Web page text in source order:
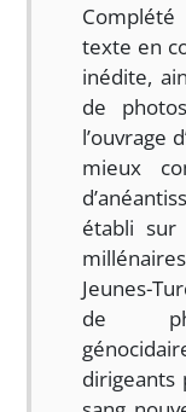
texte en
inédite,
de
l’ouvrage
mieux
établi sur
Jeunes-
de
dirigeants